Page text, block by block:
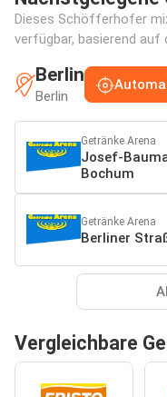
Dieses Schöfferhofer
verfügbar, basierend
Berlin
Berlin
Getränke Arena
Josef-
Bochum
Getränke Arena
Berliner
Vergleichbare